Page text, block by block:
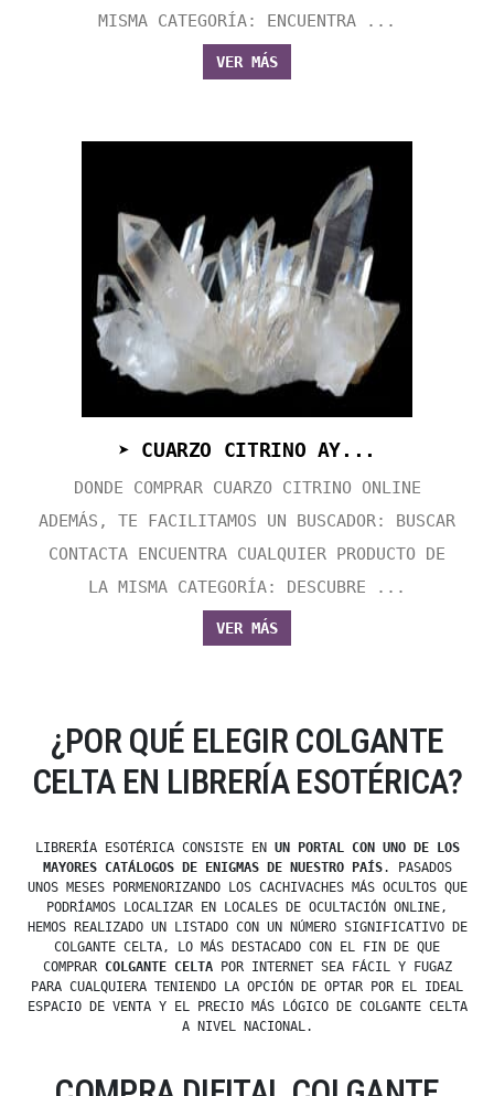
MISMA CATEGORÍA: ENCUENTRA ...
VER MÁS
➤ CUARZO CITRINO AY...
DONDE COMPRAR CUARZO CITRINO ONLINE
ADEMÁS, TE FACILITAMOS UN BUSCADOR: BUSCAR
CONTACTA ENCUENTRA CUALQUIER PRODUCTO DE
LA MISMA CATEGORÍA: DESCUBRE ...
VER MÁS
¿POR QUÉ ELEGIR COLGANTE
CELTA EN LIBRERÍA ESOTÉRICA?
LIBRERÍA ESOTÉRICA CONSISTE EN UN PORTAL CON UNO DE LOS
MAYORES CATÁLOGOS DE ENIGMAS DE NUESTRO PAÍS. PASADOS
UNOS MESES PORMENORIZANDO LOS CACHIVACHES MÁS OCULTOS QUE
PODRÍAMOS LOCALIZAR EN LOCALES DE OCULTACIÓN ONLINE,
HEMOS REALIZADO UN LISTADO CON UN NÚMERO SIGNIFICATIVO DE
COLGANTE CELTA, LO MÁS DESTACADO CON EL FIN DE QUE
COMPRAR COLGANTE CELTAPOR INTERNET SEA FÁCIL Y FUGAZ
PARA CUALQUIERA TENIENDO LA OPCIÓN DE OPTAR POR EL IDEAL
ESPACIO DE VENTA Y EL PRECIO MÁS LÓGICO DE COLGANTE CELTA
A NIVEL NACIONAL.